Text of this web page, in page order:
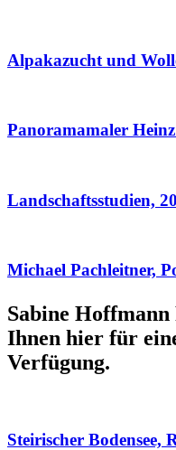
Alpakazucht und
Panoramamaler
Landschaftsstudien,
Michael Pachleitner,
Sabine
Ihnen hier für
Verfügung.
Steirischer Bodensee,